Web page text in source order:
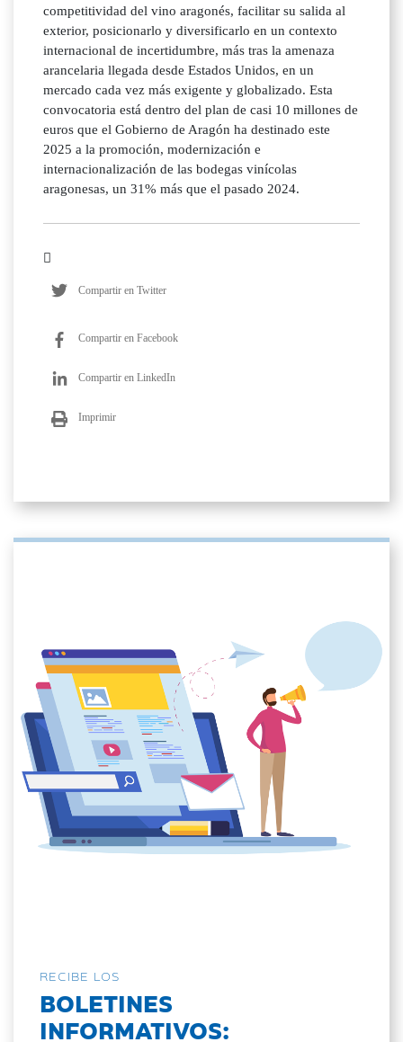
competitividad del vino aragonés, facilitar su salida al
exterior, posicionarlo y diversificarlo en un contexto
internacional de incertidumbre, más tras la amenaza
arancelaria llegada desde Estados Unidos, en un
mercado cada vez más exigente y globalizado. Esta
convocatoria está dentro del plan de casi 10 millones de
euros que el Gobierno de Aragón ha destinado este
2025 a la promoción, modernización e
internacionalización de las bodegas vinícolas
aragonesas, un 31% más que el pasado 2024.
Compartir en Twitter
Compartir en Facebook
Compartir en LinkedIn
Imprimir
RECIBE LOS
BOLETINES
INFORMATIVOS: